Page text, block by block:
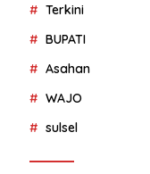
Terkini
BUPATI
Asahan
WAJO
sulsel